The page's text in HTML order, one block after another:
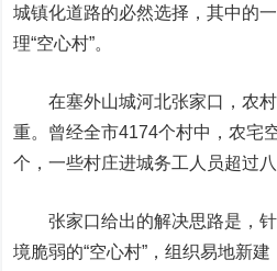
城镇化道路的必然选择，其中的
理“空心村”。
在塞外山城河北张家口，农村
重。曾经全市4174个村中，农宅
个，一些村庄进城务工人员超过八
张家口给出的解决思路是，针
境脆弱的“空心村”，组织易地新